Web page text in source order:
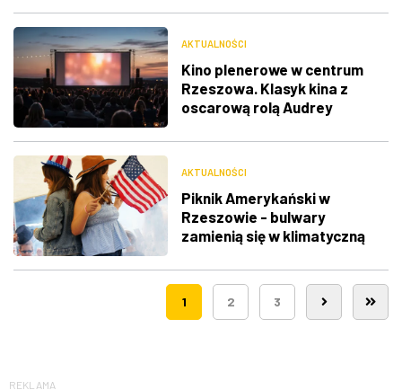
AKTUALNOŚCI
Kino plenerowe w centrum
Rzeszowa. Klasyk kina z
oscarową rolą Audrey
AKTUALNOŚCI
Piknik Amerykański w
Rzeszowie - bulwary
zamienią się w klimatyczną
1 2 3
REKLAMA